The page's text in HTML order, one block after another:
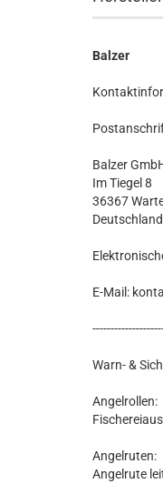
Balzer
Balzer
Im Tiegel 8
36367
Deutschland
E-Mail:
Warn- &
Angelrollen:
Angelruten:
Angelrute